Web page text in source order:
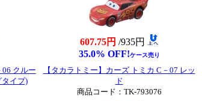
607.75円 /935円
35.0% OFF!ケース売り
06 クルー
タイプ)
【タカラトミー】カーズ トミカ C－07 レッ
ド
商品コード：TK-793076